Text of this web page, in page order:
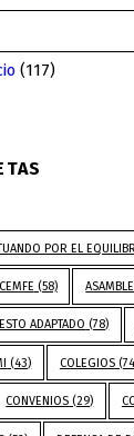
(117)
POR EL
(58)
ADAPTADO (78)
(43) COLEGIOS
CONVENIOS (29)